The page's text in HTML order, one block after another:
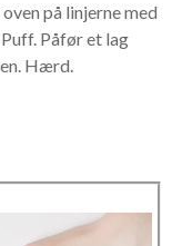
på linjerne med
Påfør et lag
Hærd.